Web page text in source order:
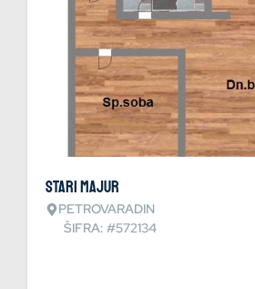
Stari Majur
PETROVARADIN
ŠIFRA: #572134